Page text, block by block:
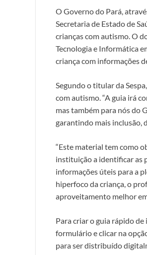
O Governo do Pará,
Secretaria de Estado de
crianças com autismo. O
Tecnologia e Informática
criança com informações
Segundo o titular da
com autismo. “A guia irá
mas também para nós do
garantindo mais inclusão,
“Este material tem como
instituição a identificar as
informações úteis para a
hiperfoco da criança, o
aproveitamento melhor
Para criar o guia rápido
formulário e clicar na
para ser distribuído